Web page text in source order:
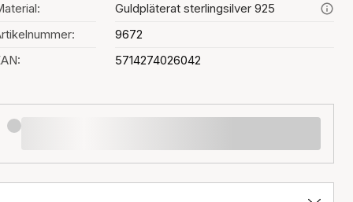
Guldpläterat sterlingsilver 925
9672
5714274026042